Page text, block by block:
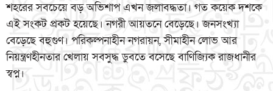
শহরের সবচেয়ে বড় অভিশাপ এখন জলাবদ্ধতা। গত কয়েক দশকে
এই সংকট প্রকট হয়েছে। নগরী আয়তনে বেড়েছে। জনসংখ্যা
বেড়েছে বহুগুণ। পরিকল্পনাহীন নগরায়ন, সীমাহীন লোভ আর
নিয়ন্ত্রণহীনতার খেলায় সবসুদ্ধ ডুবতে বসেছে বাণিজ্যিক রাজধানীর
স্বপ্ন।